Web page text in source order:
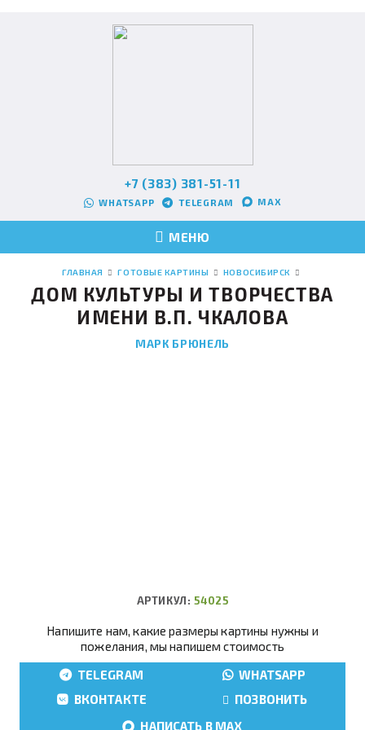
+7 (383) 381-51-11
WHATSAPP TELEGRAM MAX
МЕНЮ
ГЛАВНАЯ ГОТОВЫЕ КАРТИНЫ НОВОСИБИРСК
ДОМ КУЛЬТУРЫ И ТВОРЧЕСТВА
ИМЕНИ В.П. ЧКАЛОВА
МАРК БРЮНЕЛЬ
АРТИКУЛ:54025
Напишите нам, какие размеры картины нужны и
пожелания, мы напишем стоимость
TELEGRAM
WHATSAPP
ВКОНТАКТЕ
ПОЗВОНИТЬ
НАПИСАТЬ В MAX